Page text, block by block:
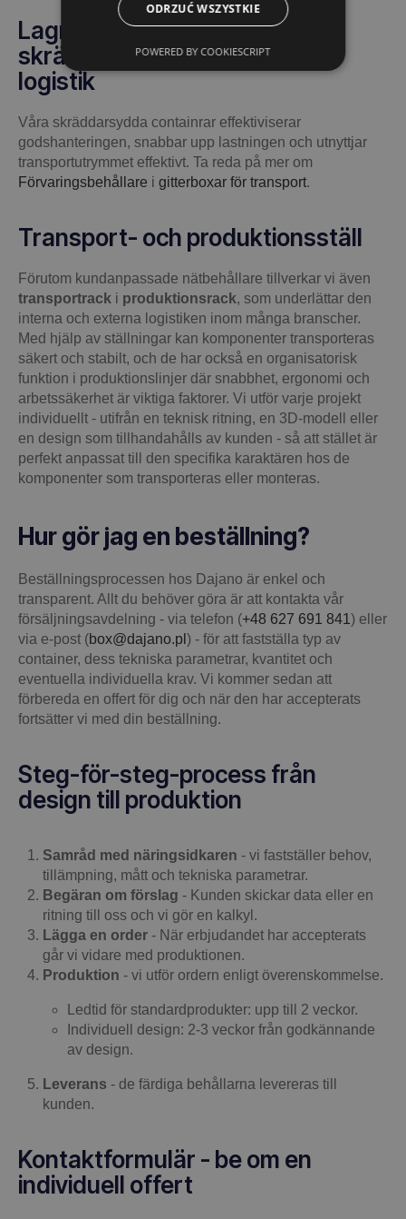
Lagring och transport:
skräddarsydda lösningar för
logistik
Våra skräddarsydda containrar effektiviserar
godshanteringen, snabbar upp lastningen och utnyttjar
transportutrymmet effektivt. Ta reda på mer om
Förvaringsbehållare i gitterboxar för transport.
Transport- och produktionsställ
Förutom kundanpassade nätbehållare tillverkar vi även
transportrack i produktionsrack, som underlättar den
interna och externa logistiken inom många branscher.
Med hjälp av ställningar kan komponenter transporteras
säkert och stabilt, och de har också en organisatorisk
funktion i produktionslinjer där snabbhet, ergonomi och
arbetssäkerhet är viktiga faktorer. Vi utför varje projekt
individuellt - utifrån en teknisk ritning, en 3D-modell eller
en design som tillhandahålls av kunden - så att stället är
perfekt anpassat till den specifika karaktären hos de
komponenter som transporteras eller monteras.
Hur gör jag en beställning?
Beställningsprocessen hos Dajano är enkel och
transparent. Allt du behöver göra är att kontakta vår
försäljningsavdelning - via telefon (+48 627 691 841 ) eller
via e-post (box@dajano.pl ) - för att fastställa typ av
container, dess tekniska parametrar, kvantitet och
eventuella individuella krav. Vi kommer sedan att
förbereda en offert för dig och när den har accepterats
fortsätter vi med din beställning.
Steg-för-steg-process från
design till produktion
Samråd med näringsidkaren - vi fastställer behov,
tillämpning, mått och tekniska parametrar.
Begäran om förslag - Kunden skickar data eller en
ritning till oss och vi gör en kalkyl.
Lägga en order - När erbjudandet har accepterats
går vi vidare med produktionen.
Produktion - vi utför ordern enligt överenskommelse.
Ledtid för standardprodukter: upp till 2 veckor.
Individuell design: 2-3 veckor från godkännande
av design.
Leverans - de färdiga behållarna levereras till
kunden.
Kontaktformulär - be om en
individuell offert
ODRZUĆ WSZYSTKIE
POWERED BY COOKIESCRIPT